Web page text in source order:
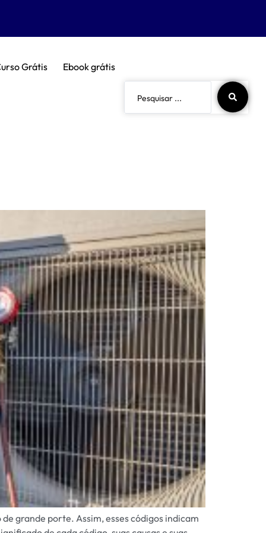
Grátis Ebook grátis
grande porte. Assim, esses códigos indicam